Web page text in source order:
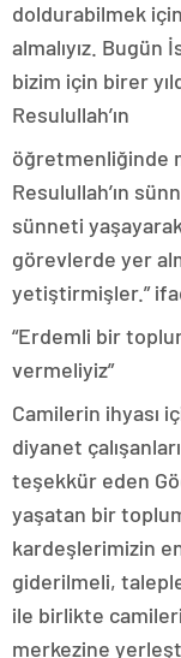
doldurabilmek
almalıyız.
bizim için birer
Resulullah’ın
öğretmenliğinde
Resulullah’ın
sünneti
görevlerde yer
yetiştirmişler.”
“Erdemli bir
vermeliyiz”
Camilerin ihyası
diyanet
teşekkür eden
yaşatan bir
kardeşlerimizin
giderilmeli,
ile birlikte
merkezine